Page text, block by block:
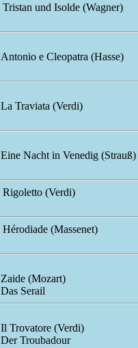
Tristan und Isolde (Wagner)
Antonio e Cleopatra (Hasse)
La Traviata (Verdi)
Eine Nacht in Venedig (Strauß)
Rigoletto (Verdi)
Hérodiade (Massenet)
Zaide (Mozart)
Das Serail
Il Trovatore (Verdi)
Der Troubadour